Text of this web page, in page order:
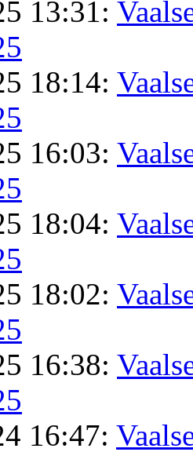
13:31:
18:14:
16:03:
18:04:
18:02:
16:38:
16:47: